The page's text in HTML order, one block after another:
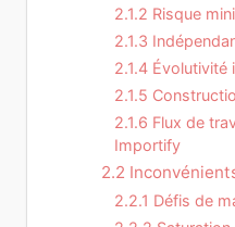
2.1.2 Risque
2.1.3
2.1.4 Évolutivité
2.1.5
2.1.6 Flux de
Importify
2.2
2.2.1 Défis de